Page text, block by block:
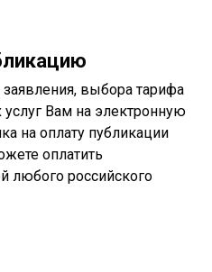
выбора тарифа
Вам на электронную
на оплату публикации
оплатить
любого российского